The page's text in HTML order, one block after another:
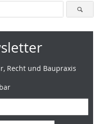
Recht und Baupraxis